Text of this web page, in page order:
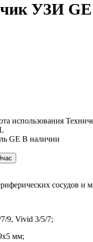
УЗИ
использования
GE В наличии
сосудов и
9, Vivid 3/5/7;
мм;